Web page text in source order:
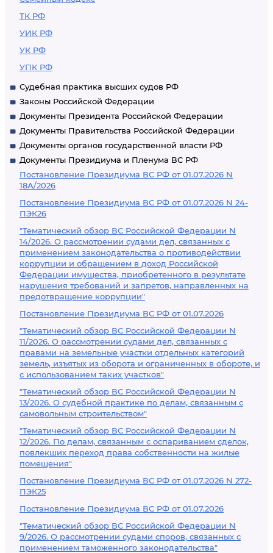
ТК РФ
УИК РФ
УК РФ
УПК РФ
Судебная практика высших судов РФ
Законы Российской Федерации
Документы Президента Российской Федерации
Документы Правительства Российской Федерации
Документы органов государственной власти РФ
Документы Президиума и Пленума ВС РФ
Постановление Президиума ВС РФ от 01.07.2026 N
18А/2026
Постановление Президиума ВС РФ от 01.07.2026 N 24-
ПЭК26
"Тематический обзор ВС Российской Федерации N
14/2026. О рассмотрении судами дел, связанных с
применением законодательства о противодействии
коррупции и обращением в доход Российской
Федерации имущества, приобретенного в результате
нарушения требований и запретов, направленных на
предотвращение коррупции"
Постановление Президиума ВС РФ от 01.07.2026
"Тематический обзор ВС Российской Федерации N
11/2026. О рассмотрении судами дел, связанных с
правами на земельные участки отдельных категорий
земель, изъятых из оборота и ограниченных в обороте, и
с использованием таких участков"
"Тематический обзор ВС Российской Федерации N
13/2026. О судебной практике по делам, связанным с
самовольным строительством"
"Тематический обзор ВС Российской Федерации N
12/2026. По делам, связанным с оспариванием сделок,
повлекших переход права собственности на жилые
помещения"
Постановление Президиума ВС РФ от 01.07.2026 N 272-
ПЭК25
Постановление Президиума ВС РФ от 01.07.2026
"Тематический обзор ВС Российской Федерации N
9/2026. О рассмотрении судами споров, связанных с
применением таможенного законодательства"